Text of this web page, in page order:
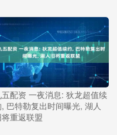
五配资 一夜消息: 狄龙超值续
巴特勒复出时间曝光, 湖人
将重返联盟